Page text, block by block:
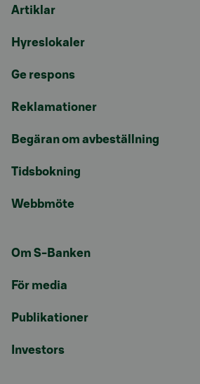
Artiklar
Hyreslokaler
Ge respons
Reklamationer
Begäran om avbeställning
Tidsbokning
Webbmöte
Om S-Banken
För media
Publikationer
Investors